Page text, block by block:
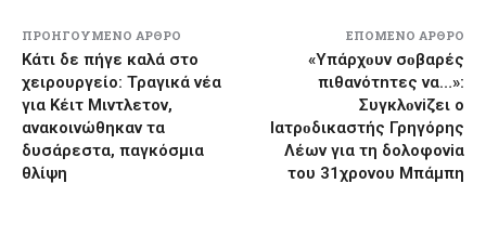
ΠΡΟΗΓΟΎΜΕΝΟ ΆΡΘΡΟ
Κάτι δε πήγε καλά στο
χειρουργείο: Τραγικά νέα
για Κέιτ Μιντλετον,
ανακοινώθηκαν τα
δυσάρεστα, παγκόσμια
θλίψη
ΕΠΌΜΕΝΟ ΆΡΘΡΟ
«Υπάρχоυν σоβαρές
πιθανότnτες να…»:
Συγκλоνiζει ο
Ιατρоδικαστής Γρηγόρης
Λέων για τη δολοφονiα
του 31χρονου Μπάμπη